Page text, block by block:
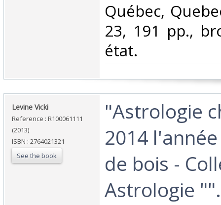
‎Québec,
23, 191 pp.,
état.‎
‎Levine Vicki‎
Reference : R100061111
(2013)
ISBN : 2764021321
See the book
‎"Astrologie
2014
de bois -
Astrologie